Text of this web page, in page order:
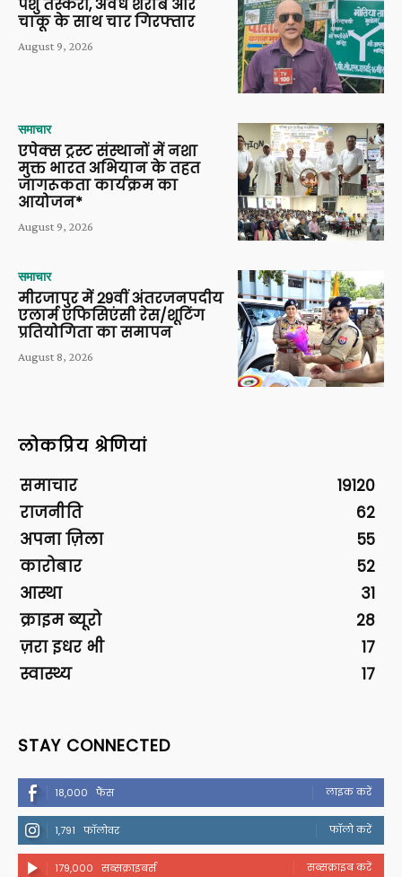
पशु तस्करी, अवैध शराब और
चाकू के साथ चार गिरफ्तार
August 9, 2026
समाचार
एपेक्स ट्रस्ट संस्थानों में नशा
मुक्त भारत अभियान के तहत
जागरूकता कार्यक्रम का
आयोजन*
August 9, 2026
समाचार
मीरजापुर में 29वीं अंतरजनपदीय
एलार्म एफिसिएंसी रेस/शूटिंग
प्रतियोगिता का समापन
August 8, 2026
लोकप्रिय श्रेणियां
समाचार
19120
राजनीति
62
अपना ज़िला
55
कारोबार
52
आस्था
31
क्राइम ब्यूरो
28
ज़रा इधर भी
17
स्वास्थ्य
17
STAY CONNECTED
18,000 फैंस लाइक करें
1,791 फॉलोवर फॉलो करें
179,000 सब्सक्राइबर्स सब्सक्राइब करें